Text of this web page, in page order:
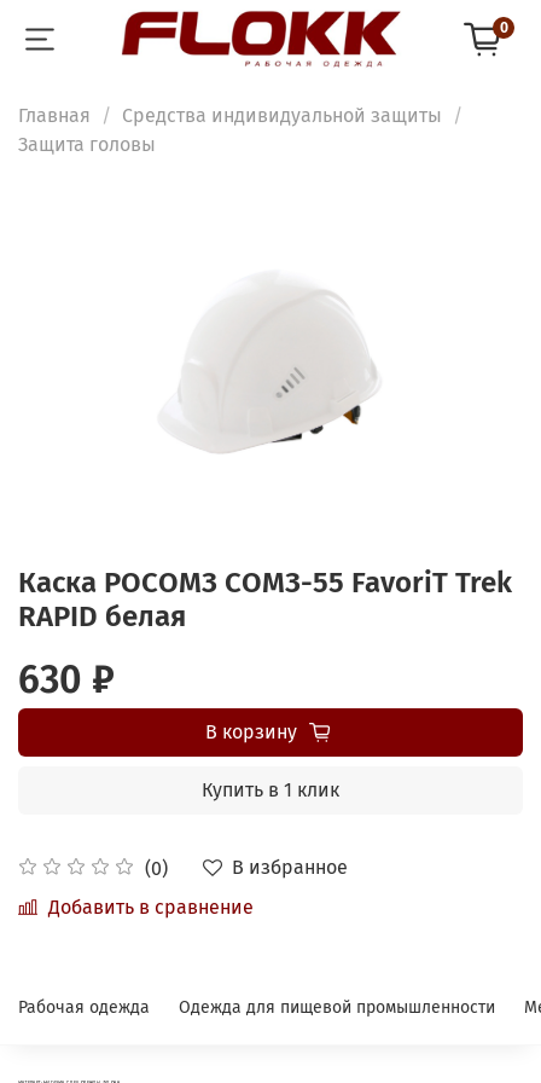
0
Главная
Средства индивидуальной защиты
Защита головы
Каска РОСОМЗ СОМЗ-55 FavoriТ Trek
RAPID белая
(0)
В избранное
Добавить в сравнение
630 ₽
В корзину
Купить в 1 клик
Рабочая одежда Одежда для пищевой промышленности